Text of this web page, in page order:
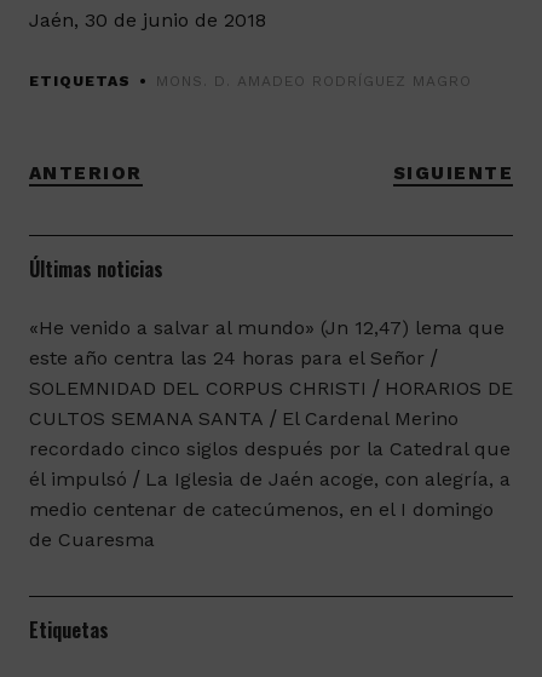
Jaén, 30 de junio de 2018
ETIQUETAS MONS. D. AMADEO RODRÍGUEZ MAGRO
ANTERIOR SIGUIENTE
Últimas noticias
«He venido a salvar al mundo» (Jn 12,47) lema que
este año centra las 24 horas para el Señor
SOLEMNIDAD DEL CORPUS CHRISTI
HORARIOS DE
CULTOS SEMANA SANTA
El Cardenal Merino
recordado cinco siglos después por la Catedral que
él impulsó
La Iglesia de Jaén acoge, con alegría, a
medio centenar de catecúmenos, en el I domingo
de Cuaresma
Etiquetas